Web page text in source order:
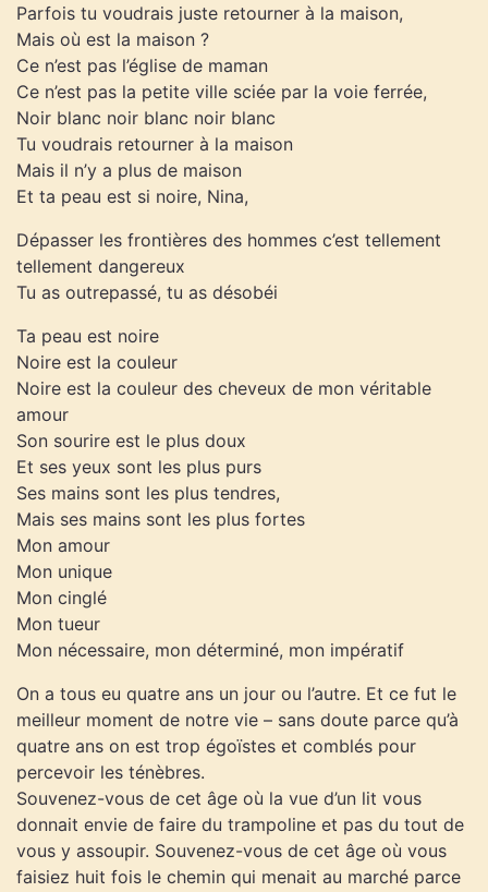
Parfois tu voudrais juste retourner à la maison,
Mais où est la maison ?
Ce n’est pas l’église de maman
Ce n’est pas la petite ville sciée par la voie ferrée,
Noir blanc noir blanc noir blanc
Tu voudrais retourner à la maison
Mais il n’y a plus de maison
Et ta peau est si noire, Nina,
Dépasser les frontières des hommes c’est tellement
tellement dangereux
Tu as outrepassé, tu as désobéi
Ta peau est noire
Noire est la couleur
Noire est la couleur des cheveux de mon véritable
amour
Son sourire est le plus doux
Et ses yeux sont les plus purs
Ses mains sont les plus tendres,
Mais ses mains sont les plus fortes
Mon amour
Mon unique
Mon cinglé
Mon tueur
Mon nécessaire, mon déterminé, mon impératif
On a tous eu quatre ans un jour ou l’autre. Et ce fut le
meilleur moment de notre vie – sans doute parce qu’à
quatre ans on est trop égoïstes et comblés pour
percevoir les ténèbres.
Souvenez-vous de cet âge où la vue d’un lit vous
donnait envie de faire du trampoline et pas du tout de
vous y assoupir. Souvenez-vous de cet âge où vous
faisiez huit fois le chemin qui menait au marché parce